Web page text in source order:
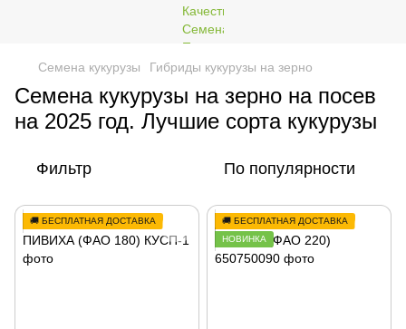
Семена кукурузы Гибриды кукурузы на зерно
Семена кукурузы на зерно на посев
на 2025 год. Лучшие сорта кукурузы
Фильтр По популярности
🚚 БЕСПЛАТНАЯ ДОСТАВКА
🚚 БЕСПЛАТНАЯ ДОСТАВКА
НОВИНКА